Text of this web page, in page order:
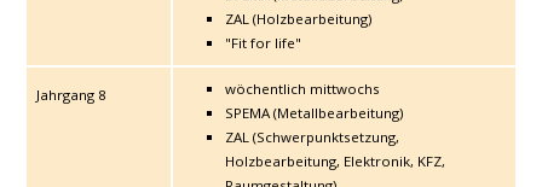
ZAL (Holzbearbeitung)
"Fit for life"
Jahrgang 8
wöchentlich mittwochs
SPEMA (Metallbearbeitung)
ZAL (Schwerpunktsetzung,
Holzbearbeitung, Elektronik, KFZ,